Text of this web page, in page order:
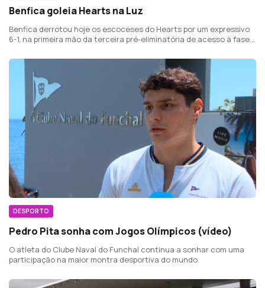
Benfica goleia Hearts na Luz
Benfica derrotou hoje os escoceses do Hearts por um expressivo
6-1, na primeira mão da terceira pré-eliminatória de acesso à fase
DESPORTO
Pedro Pita sonha com Jogos Olímpicos (vídeo)
O atleta do Clube Naval do Funchal continua a sonhar com uma
participação na maior montra desportiva do mundo.